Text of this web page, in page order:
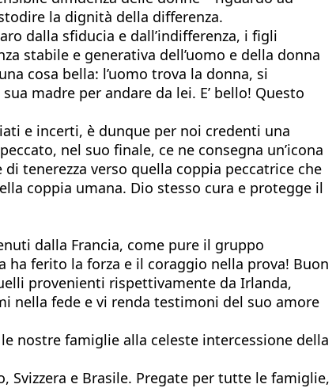
la dignità della differenza.
dalla sfiducia e dall’indifferenza, i figli
stabile e generativa dell’uomo e della donna
cosa bella: l’uomo trova la donna, si
madre per andare da lei. E’ bello! Questo
e incerti, è dunque per noi credenti una
nel suo finale, ce ne consegna un’icona
di tenerezza verso quella coppia peccatrice che
coppia umana. Dio stesso cura e protegge il
dalla Francia, come pure il gruppo
ha ferito la forza e il coraggio nella prova! Buon
provenienti rispettivamente da Irlanda,
nella fede e vi renda testimoni del suo amore
nostre famiglie alla celeste intercessione della
e Brasile. Pregate per tutte le famiglie,